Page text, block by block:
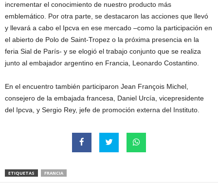
incrementar el conocimiento de nuestro producto más
emblemático. Por otra parte, se destacaron las acciones que llevó
y llevará a cabo el Ipcva en ese mercado –como la participación en
el abierto de Polo de Saint-Tropez o la próxima presencia en la
feria Sial de París- y se elogió el trabajo conjunto que se realiza
junto al embajador argentino en Francia, Leonardo Costantino.
En el encuentro también participaron Jean François Michel,
consejero de la embajada francesa, Daniel Urcía, vicepresidente
del Ipcva, y Sergio Rey, jefe de promoción externa del Instituto.
ETIQUETAS FRANCIA